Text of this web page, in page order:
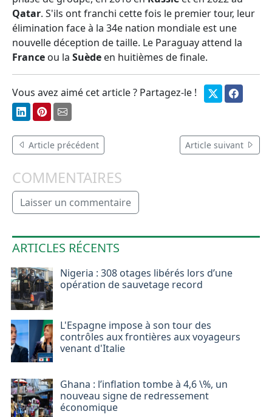
Qatar. S'ils ont franchi cette fois le premier tour, leur
élimination face à la 34e nation mondiale est une
nouvelle déception de taille. Le Paraguay attend la
France ou la Suède en huitièmes de finale.
Vous avez aimé cet article ? Partagez-le !
Article précédent Article suivant
COMMENTAIRES
Laisser un commentaire
ARTICLES RÉCENTS
Nigeria : 308 otages libérés lors d’une
opération de sauvetage record
L'Espagne impose à son tour des
contrôles aux frontières aux voyageurs
venant d'Italie
Ghana : l’inflation tombe à 4,6 \%, un
nouveau signe de redressement
économique